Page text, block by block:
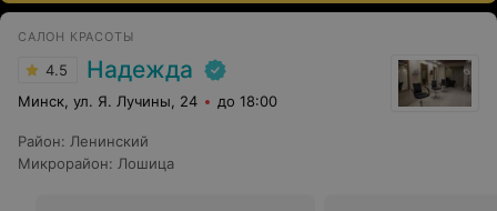
САЛОН КРАСОТЫ
4.5 Надежда
Минск, ул. Я. Лучины, 24 до 18:00
Район: Ленинский
Микрорайон: Лошица